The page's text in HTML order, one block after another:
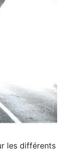
les différents